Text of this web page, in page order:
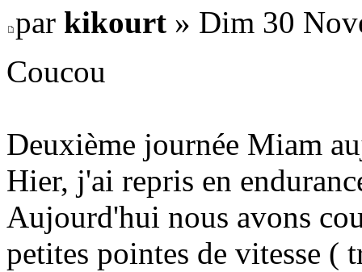
par kikourt » Dim 30
Coucou
Deuxième journée Miam
Hier, j'ai repris en
Aujourd'hui nous avons
petites pointes de vitesse (